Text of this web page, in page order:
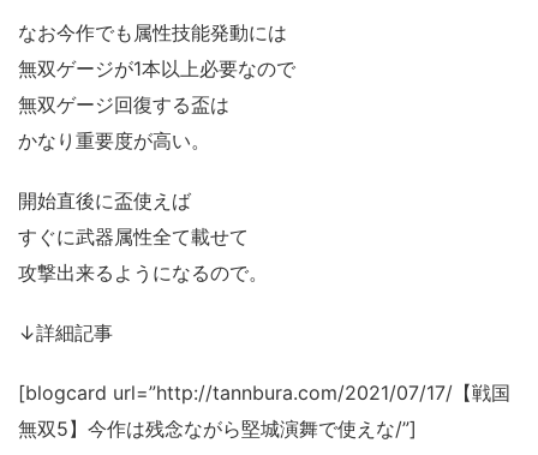
なお今作でも属性技能発動には
無双ゲージが1本以上必要なので
無双ゲージ回復する盃は
かなり重要度が高い。
開始直後に盃使えば
すぐに武器属性全て載せて
攻撃出来るようになるので。
↓詳細記事
[blogcard url=”http://tannbura.com/2021/07/17/【戦国
無双5】今作は残念ながら堅城演舞で使えな/”]